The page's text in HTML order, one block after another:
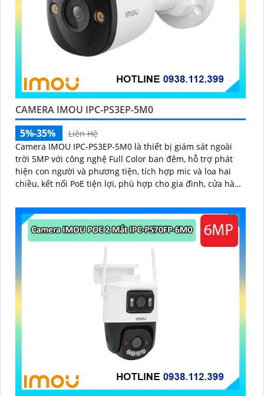
CAMERA IMOU IPC-PS3EP-5M0
5%-35%
Liên Hệ
Camera IMOU IPC-PS3EP-5M0 là thiết bị giám sát ngoài
trời 5MP với công nghệ Full Color ban đêm, hỗ trợ phát
hiện con người và phương tiện, tích hợp mic và loa hai
chiều, kết nối PoE tiện lợi, phù hợp cho gia đình, cửa hàng